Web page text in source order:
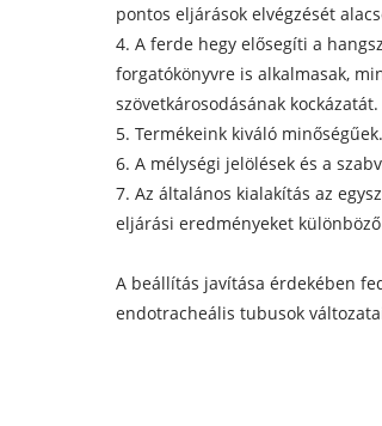
pontos eljárások elvégzését
4. A ferde hegy elősegíti a
forgatókönyvre is alkalmasak,
szövetkárosodásának kockázatát.
5. Termékeink kiváló
6. A mélységi jelölések és a
7. Az általános kialakítás az
eljárási eredményeket
A beállítás javítása érdekében
endotracheális tubusok